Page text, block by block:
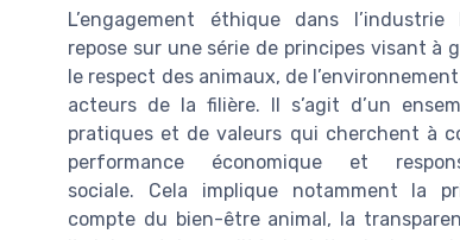
L’engagement éthique dans l’industrie
repose sur une série de principes visant à
le respect des animaux, de
acteurs de la filière. Il s’agit d’un
pratiques et de valeurs qui cherchent à
performance économique et
sociale. Cela implique notamment la
compte du bien-être animal, la